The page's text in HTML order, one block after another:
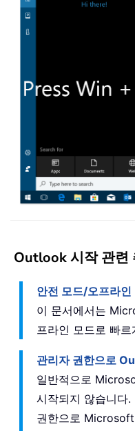
Outlook 시작 관련
안전 모드/오프라
이 문서에서는
프라인 모드로 빠르
관리자 권한으로
일반적으로
시작되지 않습니다
권한으로